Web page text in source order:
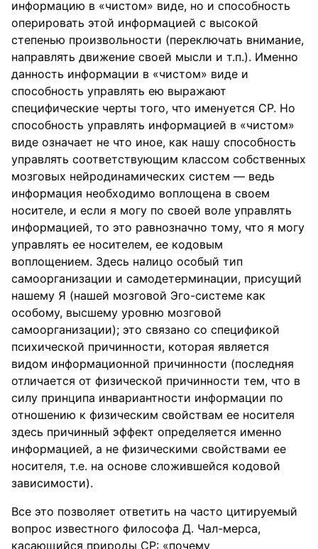
информацию в «чистом» виде, но и способность
оперировать этой информацией с высокой
степенью произвольности (переключать внимание,
направлять движение своей мысли и т.п.). Именно
данность информации в «чистом» виде и
способность управлять ею выражают
специфические черты того, что именуется СР. Но
способность управлять информацией в «чистом»
виде означает не что иное, как нашу способность
управлять соответствующим классом собственных
мозговых нейродинамических систем — ведь
информация необходимо воплощена в своем
носителе, и если я могу по своей воле управлять
информацией, то это равнозначно тому, что я могу
управлять ее носителем, ее кодовым
воплощением. Здесь налицо особый тип
самоорганизации и самодетерминации, присущий
нашему Я (нашей мозговой Эго-системе как
особому, высшему уровню мозговой
самоорганизации); это связано со спецификой
психической причинности, которая является
видом информационной причинности (последняя
отличается от физической причинности тем, что в
силу принципа инвариантности информации по
отношению к физическим свойствам ее носителя
здесь причинный эффект определяется именно
информацией, а не физическими свойствами ее
носителя, т.е. на основе сложившейся кодовой
зависимости).
Все это позволяет ответить на часто цитируемый
вопрос известного философа Д. Чал-мерса,
касающийся природы СР: «почему